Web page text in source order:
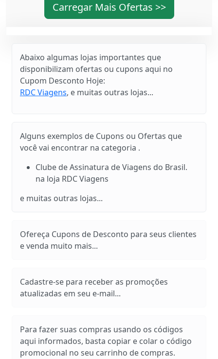
Carregar Mais Ofertas >>
Abaixo algumas lojas importantes que
disponibilizam ofertas ou cupons aqui no
Cupom Desconto Hoje:
RDC Viagens, e muitas outras lojas...
Alguns exemplos de Cupons ou Ofertas que
você vai encontrar na categoria .
Clube de Assinatura de Viagens do Brasil.
na loja RDC Viagens
e muitas outras lojas...
Ofereça Cupons de Desconto para seus clientes
e venda muito mais...
Cadastre-se para receber as promoções
atualizadas em seu e-mail...
Para fazer suas compras usando os códigos
aqui informados, basta copiar e colar o código
promocional no seu carrinho de compras.